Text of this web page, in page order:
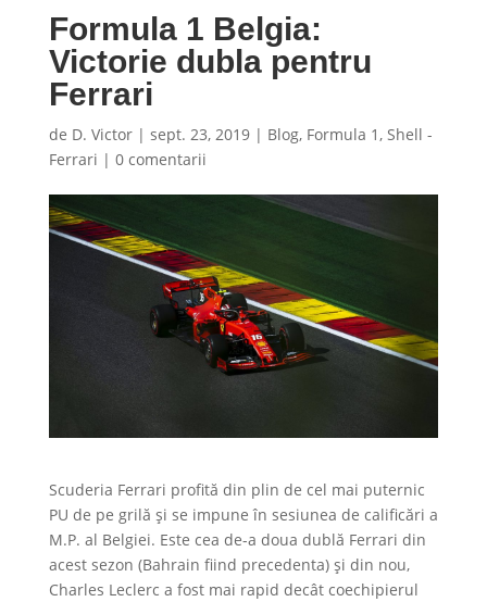
Formula 1 Belgia:
Victorie dubla pentru
Ferrari
de D. Victor| sept. 23, 2019| Blog, Formula 1, Shell -
Ferrari | 0 comentarii
Scuderia Ferrari profită din plin de cel mai puternic
PU de pe grilă și se impune în sesiunea de calificări a
M.P. al Belgiei. Este cea de-a doua dublă Ferrari din
acest sezon (Bahrain fiind precedenta) și din nou,
Charles Leclerc a fost mai rapid decât coechipierul